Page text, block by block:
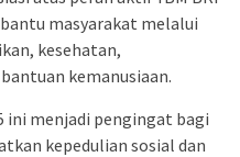
masyarakat melalui
kesehatan,
kemanusiaan.
ini menjadi pengingat bagi
kepedulian sosial dan